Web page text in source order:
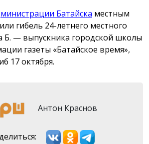
Батайска местным
гибель 24-летнего местного
Б. — выпускника городской школы
газеты «Батайское время»,
17 октября.
Антон Краснов